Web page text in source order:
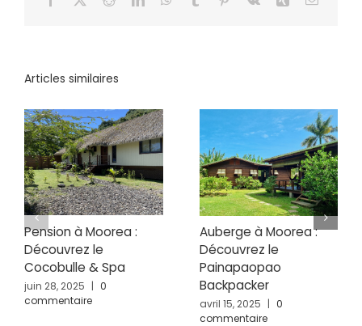
Articles similaires
Pension à Moorea :
Découvrez le
Cocobulle & Spa
juin 28, 2025 | 0
commentaire
Auberge à Moorea :
Découvrez le
Painapaopao
Backpacker
avril 15, 2025 | 0
commentaire